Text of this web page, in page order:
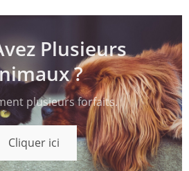
Plusieurs
?
plusieurs forfaits.
Cliquer ici